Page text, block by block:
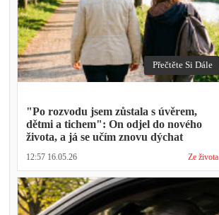
Přečtěte Si Dále
"Po rozvodu jsem zůstala s úvěrem,
dětmi a tichem": On odjel do nového
života, a já se učím znovu dýchat
12:57 16.05.26 Ze života